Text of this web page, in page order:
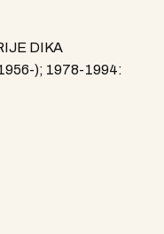
DIKA
); 1978-1994: